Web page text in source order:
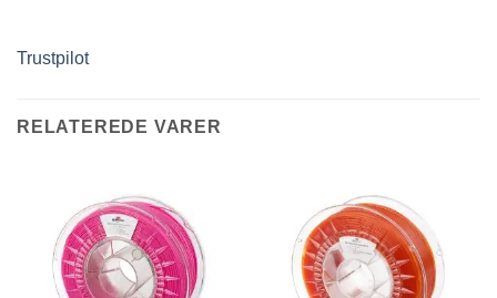
Trustpilot
RELATEREDE VARER